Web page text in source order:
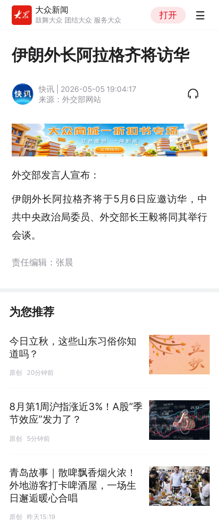
大众新闻
鼓舞大众 团结大众 服务大众
打开
伊朗外长阿拉格齐将访华
快讯 | 2026-05-05 19:04:17
来源：外交部网站
外交部发言人宣布：
伊朗外长阿拉格齐将于5月6日应邀访华，中
共中央政治局委员、外交部长王毅将同其举行
会谈。
责任编辑：张晨
为您推荐
今日立秋，这些山东习俗你知
道吗？
原创 20分钟前
8月第1周沪指涨近3%！A股“季
节效应”发力了？
原创 5分钟前
青岛故事｜散啤飘香烟火浓！
外地游客打卡啤酒屋，一场生
日邂逅暖心合唱
原创 昨天15:19